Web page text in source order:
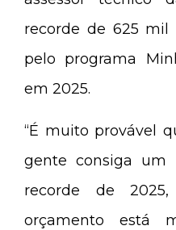
recorde de 625 mil
pelo programa
em 2025.
“É muito provável
gente consiga um
recorde de
orçamento está